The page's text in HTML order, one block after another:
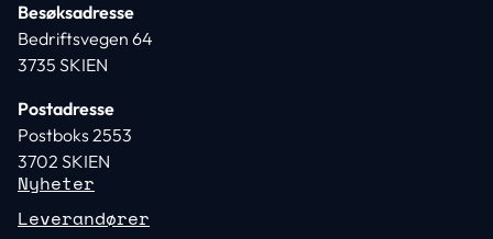
Besøksadresse
Bedriftsvegen 64
3735 SKIEN
Postadresse
Postboks 2553
3702 SKIEN
Nyheter
Leverandører